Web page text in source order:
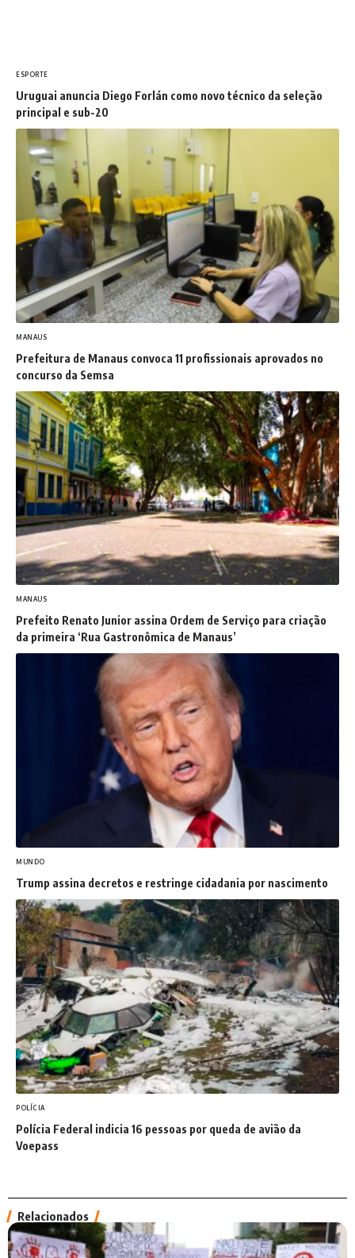
ESPORTE
Uruguai anuncia Diego Forlán como novo técnico da seleção
principal e sub-20
MANAUS
Prefeitura de Manaus convoca 11 profissionais aprovados no
concurso da Semsa
MANAUS
Prefeito Renato Junior assina Ordem de Serviço para criação
da primeira ‘Rua Gastronômica de Manaus’
MUNDO
Trump assina decretos e restringe cidadania por nascimento
POLÍCIA
Polícia Federal indicia 16 pessoas por queda de avião da
Voepass
Relacionados